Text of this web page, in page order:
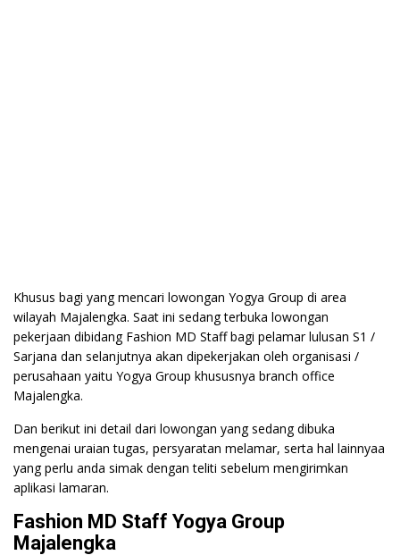
Khusus bagi yang mencari lowongan Yogya Group di area
wilayah Majalengka. Saat ini sedang terbuka lowongan
pekerjaan dibidang Fashion MD Staff bagi pelamar lulusan S1 /
Sarjana dan selanjutnya akan dipekerjakan oleh organisasi /
perusahaan yaitu Yogya Group khususnya branch office
Majalengka.
Dan berikut ini detail dari lowongan yang sedang dibuka
mengenai uraian tugas, persyaratan melamar, serta hal lainnyaa
yang perlu anda simak dengan teliti sebelum mengirimkan
aplikasi lamaran.
Fashion MD Staff Yogya Group
Majalengka